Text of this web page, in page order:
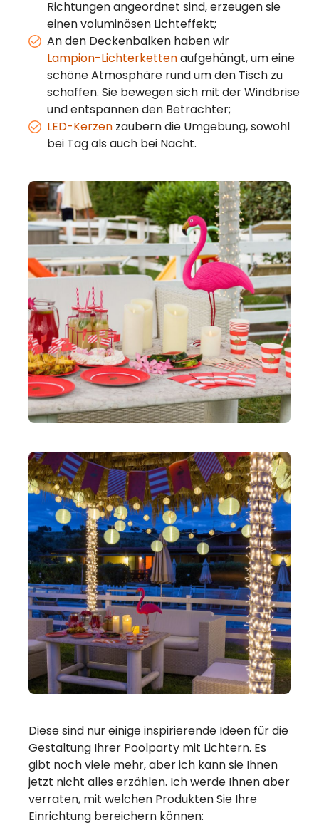
Richtungen angeordnet sind, erzeugen sie
einen voluminösen Lichteffekt;
An den Deckenbalken haben wir
Lampion-Lichterkettenaufgehängt, um eine
schöne Atmosphäre rund um den Tisch zu
schaffen. Sie bewegen sich mit der Windbrise
und entspannen den Betrachter;
LED-Kerzen zaubern die Umgebung, sowohl
bei Tag als auch bei Nacht.
Diese sind nur einige inspirierende Ideen für die
Gestaltung Ihrer Poolparty mit Lichtern. Es
gibt noch viele mehr, aber ich kann sie Ihnen
jetzt nicht alles erzählen. Ich werde Ihnen aber
verraten, mit welchen Produkten Sie Ihre
Einrichtung bereichern können: